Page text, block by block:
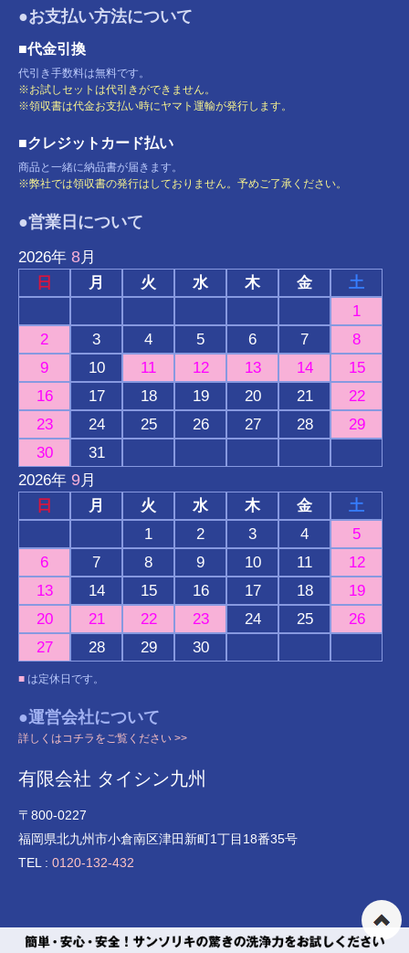
●お支払い方法について
■代金引換
代引き手数料は無料です。
※お試しセットは代引きができません。
※領収書は代金お支払い時にヤマト運輸が発行します。
■クレジットカード払い
商品と一緒に納品書が届きます。
※弊社では領収書の発行はしておりません。予めご了承ください。
●営業日について
2026年 8月
日
月 火 水 木 金
土
1
2
3 4 5 6 7
8
9
10 11 12 13 14
15
16
17 18 19 20 21
22
23
24 25 26 27 28
29
30
31
2026年 9月
日
月 火 水 木 金
土
1
2 3 4
5
6
7 8 9 10 11
12
13
14 15 16 17 18
19
20
21 22 23 24 25
26
27
28 29 30
■ は定休日です。
●運営会社について
詳しくはコチラをご覧ください >>
有限会社 タイシン九州
〒800-0227
福岡県北九州市小倉南区津田新町1丁目18番35号
TEL : 0120-132-432